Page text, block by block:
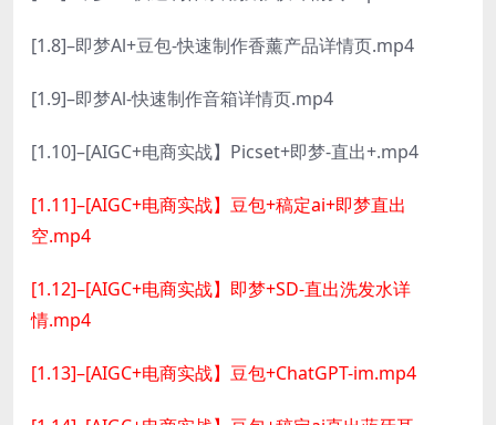
[1.8]–即梦Al+豆包-快速制作香薰产品详情页.mp4
[1.9]–即梦Al-快速制作音箱详情页.mp4
[1.10]–[AIGC+电商实战】Picset+即梦-直出+.mp4
[1.11]–[AIGC+电商实战】豆包+稿定ai+即梦直出
空.mp4
[1.12]–[AIGC+电商实战】即梦+SD-直出洗发水详
情.mp4
[1.13]–[AIGC+电商实战】豆包+ChatGPT-im.mp4